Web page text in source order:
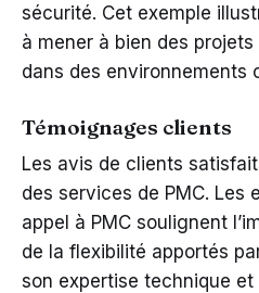
sécurité. Cet exemple
à mener à bien des projets
dans des environnements
Témoignages clients
Les avis de clients
des services de PMC. Les
appel à PMC soulignent
de la flexibilité apportés
son expertise technique et